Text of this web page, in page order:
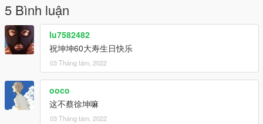
5 Bình luận
lu7582482
祝坤坤60大寿生日快乐
03 Tháng tám, 2022
ooco
这不蔡徐坤嘛
03 Tháng tám, 2022